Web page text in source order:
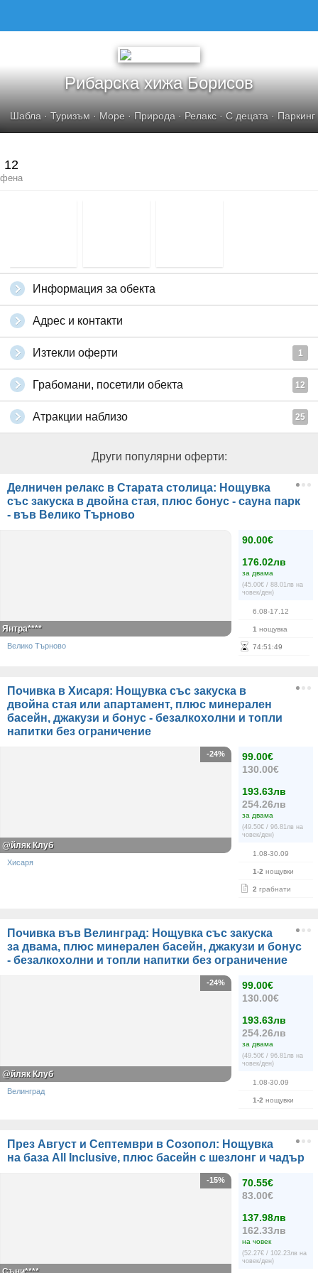
Рибарска хижа Борисов
Шабла · Туризъм · Море · Природа · Релакс · С децата · Паркинг
12
фена
Информация за обекта
Адрес и контакти
Изтекли оферти 1
Грабомани, посетили обекта 12
Атракции наблизо 25
Други популярни оферти:
Делничен релакс в Старата столица: Нощувка
със закуска в двойна стая, плюс бонус - сауна парк
- във Велико Търново
90.00€
176.02лв
за двама
(45.00€ / 88.01лв на
човек/ден)
6.08-17.12
1 нощувка
74:51 :49
Янтра****
Велико Търново
Почивка в Хисаря: Нощувка със закуска в
двойна стая или апартамент, плюс минерален
басейн, джакузи и бонус - безалкохолни и топли
напитки без ограничение
99.00€
130.00€
193.63лв
254.26лв
за двама
(49.50€ / 96.81лв на
човек/ден)
1.08-30.09
1-2 нощувки
2 грабнати
-24%
@йляк Клуб
Хисаря
Почивка във Велинград: Нощувка със закуска
за двама, плюс минерален басейн, джакузи и бонус
- безалкохолни и топли напитки без ограничение
99.00€
130.00€
193.63лв
254.26лв
за двама
(49.50€ / 96.81лв на
човек/ден)
1.08-30.09
1-2 нощувки
-24%
@йляк Клуб
Велинград
През Август и Септември в Созопол: Нощувка
на база All Inclusive, плюс басейн с шезлонг и чадър
70.55€
83.00€
137.98лв
162.33лв
на човек
(52.27€ / 102.23лв на
човек/ден)
-15%